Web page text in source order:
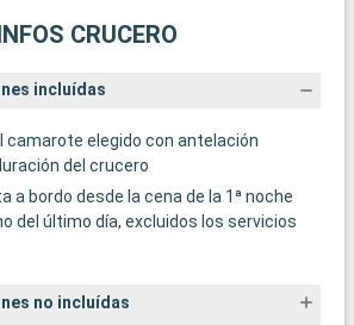
CRUCERO
incluídas
camarote elegido con antelación
del crucero
a bordo desde la cena de la 1ª noche
del último día, excluidos los servicios
no incluídas